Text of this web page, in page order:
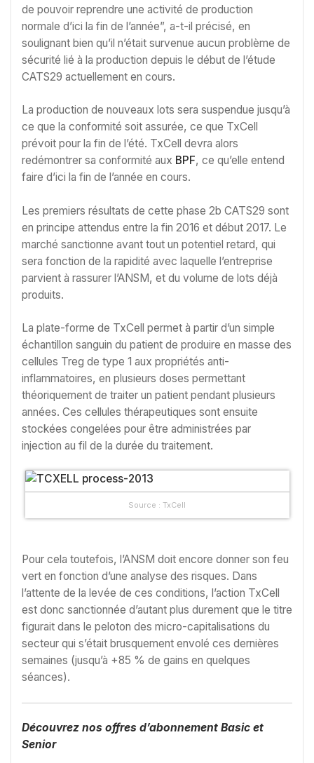
de pouvoir reprendre une activité de production
normale d’ici la fin de l’année”, a-t-il précisé, en
soulignant bien qu’il n’était survenue aucun problème de
sécurité lié à la production depuis le début de l’étude
CATS29 actuellement en cours.
La production de nouveaux lots sera suspendue jusqu’à
ce que la conformité soit assurée, ce que TxCell
prévoit pour la fin de l’été. TxCell devra alors
redémontrer sa conformité aux BPF, ce qu’elle entend
faire d’ici la fin de l’année en cours.
Les premiers résultats de cette phase 2b CATS29 sont
en principe attendus entre la fin 2016 et début 2017. Le
marché sanctionne avant tout un potentiel retard, qui
sera fonction de la rapidité avec laquelle l’entreprise
parvient à rassurer l’ANSM, et du volume de lots déjà
produits.
La plate-forme de TxCell permet à partir d’un simple
échantillon sanguin du patient de produire en masse des
cellules Treg de type 1 aux propriétés anti-
inflammatoires, en plusieurs doses permettant
théoriquement de traiter un patient pendant plusieurs
années. Ces cellules thérapeutiques sont ensuite
stockées congelées pour être administrées par
injection au fil de la durée du traitement.
Source : TxCell
Pour cela toutefois, l’ANSM doit encore donner son feu
vert en fonction d’une analyse des risques. Dans
l’attente de la levée de ces conditions, l’action TxCell
est donc sanctionnée d’autant plus durement que le titre
figurait dans le peloton des micro-capitalisations du
secteur qui s’était brusquement envolé ces dernières
semaines (jusqu’à +85 % de gains en quelques
séances).
Découvrez nos offres d’abonnement Basic et
Senior